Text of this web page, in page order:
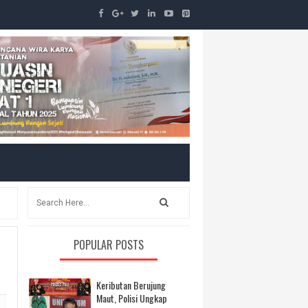
POPULAR POSTS
Keributan Berujung
Maut, Polisi Ungkap